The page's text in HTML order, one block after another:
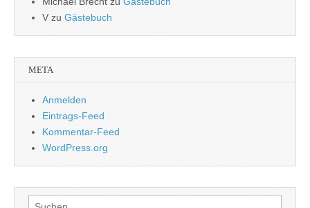
Vzu Gästebuch
META
Anmelden
Eintrags-Feed
Kommentar-Feed
WordPress.org
Suchen